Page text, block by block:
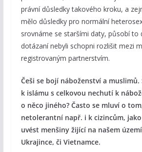
právní důsledky takového kroku, a
mělo důsledky pro normální
srovnáme se staršími daty, působí to
dotázaní nebyli schopni rozlišit mezi
registrovaným partnerstvím.
Češi se bojí náboženství a
k islámu s celkovou nechutí k
o něco jiného? Často se mluví o
netolerantní např. i k cizincům,
uvést menšiny žijící na našem
Ukrajince, či Vietnamce.